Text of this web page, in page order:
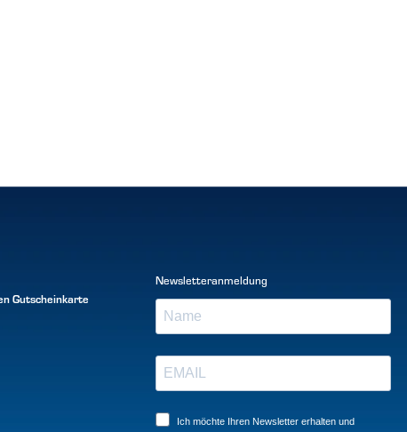
Gutscheinkarte
Newsletteranmeldung
Ich möchte Ihren Newsletter erhalten und